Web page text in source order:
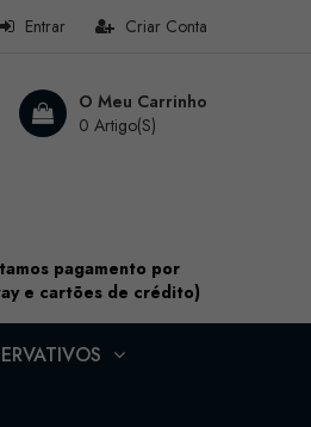
Criar Conta
Entrar
O Meu Carrinho
0 Artigo(s)
pagamento por
e cartões de crédito)